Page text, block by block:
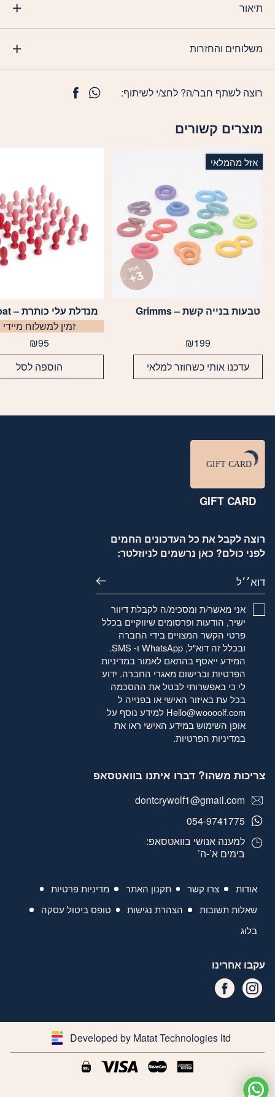
תיאור
משלוחים והחזרות
רוצה לשתף חבר/ה? לחצ/י לשיתוף:
מוצרים קשורים
אזל מהמלאי
טבעות בנייה קשת – Grimms
₪199
עדכנו אותי כשחוזר למלאי
מנדלת עלי כותרת – Grapat
זמין למשלוח מיידי
₪95
הוספה לסל
רוצה לקבל את כל העדכונים החמים
לפני כולם? כאן נרשמים לניוזלטר:
דוא׳׳ל
אני מאשר/ת ומסכימ/ה לקבלת דיוור
ישיר, הודעות ופרסומים שיווקיים בכלל
פרטי הקשר המצויים בידי החברה
ובכלל זה דוא"ל, WhatsApp ו- SMS.
המידע ייאסף בהתאם לאמורבמדיניות
הפרטיותוברישום מאגרי החברה. ידוע
לי כי באפשרותי לבטל את ההסכמה
בכל עת באיזור האישי או בפנייה ל
Hello@woooolf.com למידע נוסף על
אופן השימוש במידע האישי ראו את
במדיניות הפרטיות.
אודות צרו קשר תקנון האתר
מדיניות פרטיות
שאלות תשובות
הצהרת נגישות
טופס ביטול עסקה
בלוג
צריכות משהו? דברו איתנו בוואטסאפ
dontcrywolf1@gmail.com
054-9741775
למענה אנושי בוואטסאפ:
בימים א’-ה’
עקבו אחרינו
GIFT CARD
Developed by Matat Technologies ltd